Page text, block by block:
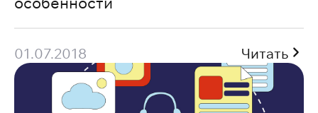
01.07.2018 Читать